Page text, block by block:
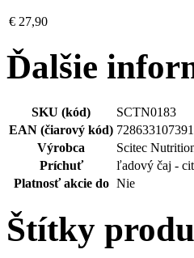
€ 27,90
Ďalšie
SKU (kód)
SCTN0183
EAN (čiarový kód) 728633107391
Výrobca
Scitec
Príchuť
ľadový čaj -
Platnosť akcie do Nie
Štítky